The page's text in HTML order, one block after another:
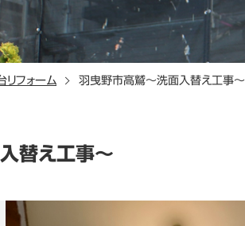
リフォーム 羽曳野市高鷲～洗面入替え工事～
替え工事～